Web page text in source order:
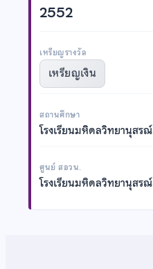
2552
เหรียญรางวัล
เหรียญเงิน
สถานศึกษา
โรงเรียนมหิดลวิทยานุสรณ์
ศูนย์ สอวน.
โรงเรียนมหิดลวิทยานุสรณ์